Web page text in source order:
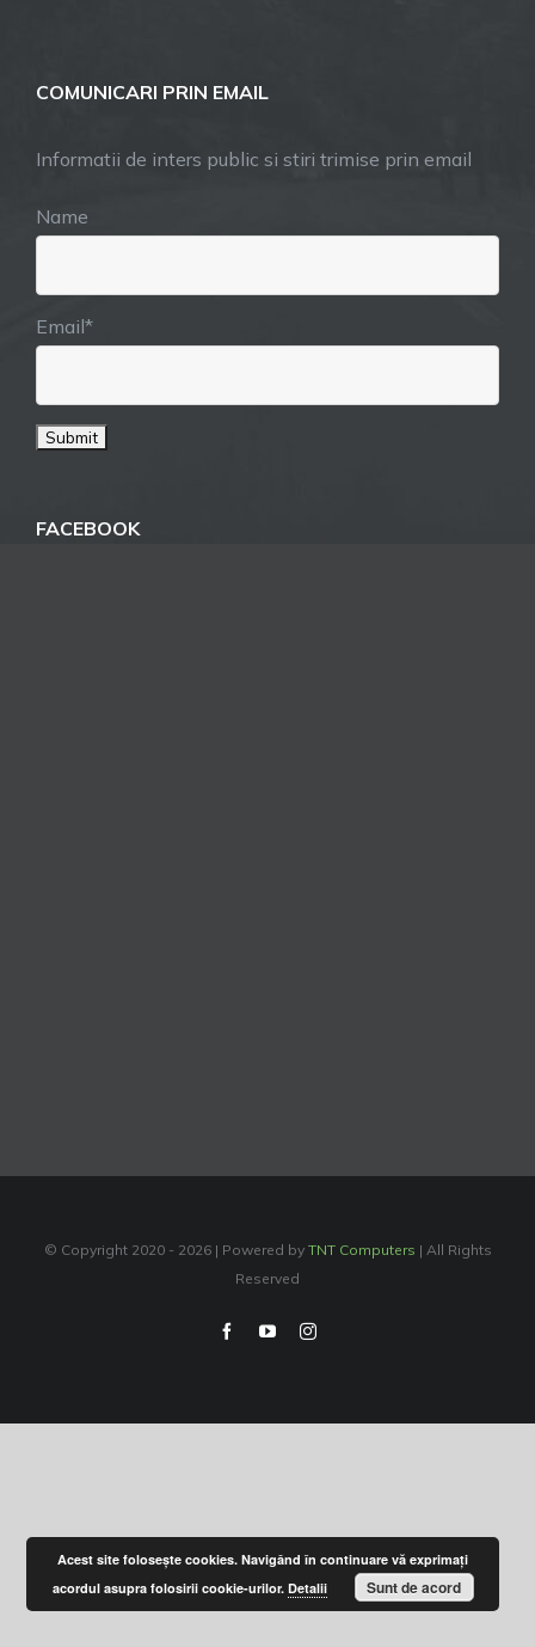
COMUNICARI PRIN EMAIL
Informatii de inters public si stiri trimise prin email
Name
Email*
FACEBOOK
© Copyright 2020 - 2026 | Powered by TNT Computers | All Rights
Reserved
FacebookYouTubeInstagram
Acest site foloseşte cookies. Navigând în continuare vă exprimaţi
acordul asupra folosirii cookie-urilor. Detalii Sunt de acord